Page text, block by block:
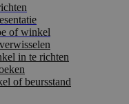
of winkel
in te richten
of beursstand